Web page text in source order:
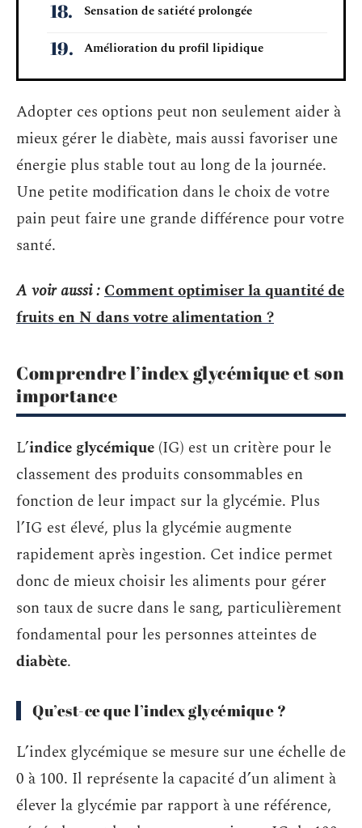
Sensation de satiété prolongée
Amélioration du profil lipidique
Adopter ces options peut non seulement aider à
mieux gérer le diabète, mais aussi favoriser une
énergie plus stable tout au long de la journée.
Une petite modification dans le choix de votre
pain peut faire une grande différence pour votre
santé.
A voir aussi :Comment optimiser la quantité de
fruits en N dans votre alimentation ?
Comprendre l’index glycémique et son
importance
L’indice glycémique (IG) est un critère pour le
classement des produits consommables en
fonction de leur impact sur la glycémie. Plus
l’IG est élevé, plus la glycémie augmente
rapidement après ingestion. Cet indice permet
donc de mieux choisir les aliments pour gérer
son taux de sucre dans le sang, particulièrement
fondamental pour les personnes atteintes de
diabète.
Qu’est-ce que l’index glycémique ?
L’index glycémique se mesure sur une échelle de
0 à 100. Il représente la capacité d’un aliment à
élever la glycémie par rapport à une référence,